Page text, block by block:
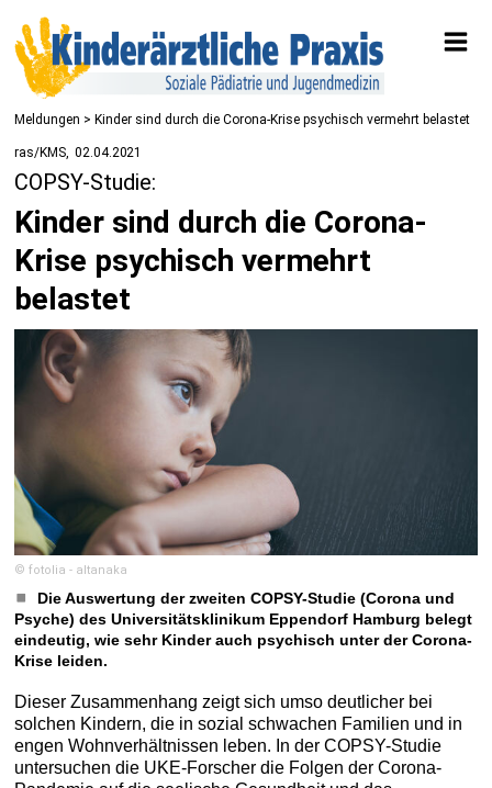
Meldungen > Kinder sind durch die Corona-Krise psychisch vermehrt belastet
ras/KMS 02.04.2021
COPSY-Studie:
Kinder sind durch die Corona-
Krise psychisch vermehrt
belastet
© fotolia - altanaka
Die Auswertung der zweiten COPSY-Studie (Corona und
Psyche) des Universitätsklinikum Eppendorf Hamburg belegt
eindeutig, wie sehr Kinder auch psychisch unter der Corona-
Krise leiden.
Dieser Zusammenhang zeigt sich umso deutlicher bei
solchen Kindern, die in sozial schwachen Familien und in
engen Wohnverhältnissen leben. In der COPSY-Studie
untersuchen die UKE-Forscher die Folgen der Corona-